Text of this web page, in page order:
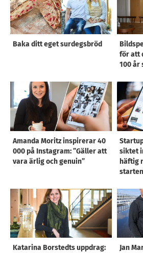
Baka ditt eget surdegsbröd
för att
100 år
Amanda Moritz inspirerar 40
000 på Instagram: ”Gäller att
vara ärlig och genuin”
siktet
häftig
Katarina Borstedts uppdrag:
Jan